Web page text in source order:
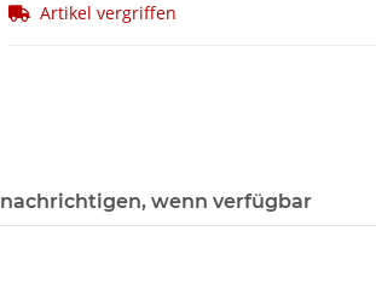
Artikel vergriffen
wenn verfügbar